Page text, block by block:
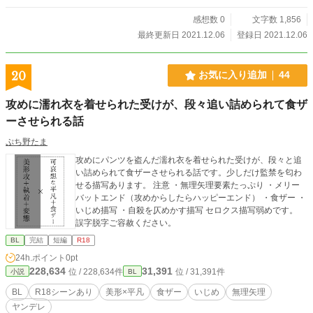
感想数 0
文字数 1,856
最終更新日 2021.12.06
登録日 2021.12.06
20 お気に入り追加 44
攻めに濡れ衣を着せられた受けが、段々追い詰められて食ザ
ーさせられる話
ぷち野たま
攻めにパンツを盗んだ濡れ衣を着せられた受けが、段々と追
い詰められて食ザーさせられる話です。少しだけ監禁を匂わ
せる描写あります。 注意 ・無理矢理要素たっぷり ・メリー
バットエンド（攻めからしたらハッピーエンド） ・食ザー ・
いじめ描写 ・自殺を仄めかす描写 セロクス描写弱めです。
誤字脱字ご容赦ください。
BL 完結 短編 R18
24h.ポイント 0pt
小説 228,634 位 / 228,634件 BL 31,391 位 / 31,391件
BL R18シーンあり 美形×平凡 食ザー いじめ
無理矢理
ヤンデレ